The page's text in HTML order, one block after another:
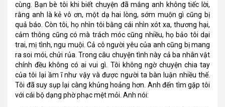
cùng. Bạn bè tôi khi biết chuyện đã mắng anh không tiếc lời,
rằng anh là kẻ vô ơn, một dạ hai lòng, sớm muộn gì cũng bị
quả báo. Còn tôi, họ nhìn tôi bằng cái nhìn xót xa, thương hại,
cảm thông cũng có mà trách móc cũng nhiều, họ bảo tôi dại
trai, mị tình, ngu muội. Cả cô người yêu của anh cũng bị mang
ra soi mói, chửi rủa. Trong câu chuyện tình này cả ba nhân vật
chính đều không có ai vui gì. Tôi không ngờ chuyện chia tay
của tôi lại ầm ĩ như vậy và được người ta bàn luận nhiều thế.
Tôi đã suy sụp lại càng khủng hoảng hơn. Anh đến tìm gặp tôi
với cái bộ dạng phờ phạc mệt mỏi. Anh nói: